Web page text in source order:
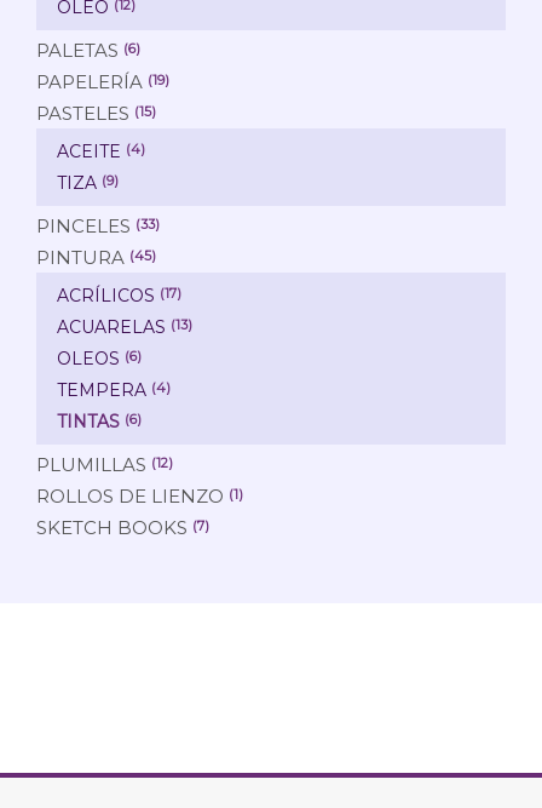
ÓLEO (12)
PALETAS (6)
PAPELERÍA (19)
PASTELES (15)
ACEITE (4)
TIZA (9)
PINCELES (33)
PINTURA (45)
ACRÍLICOS (17)
ACUARELAS (13)
OLEOS (6)
TEMPERA (4)
TINTAS (6)
PLUMILLAS (12)
ROLLOS DE LIENZO (1)
SKETCH BOOKS (7)